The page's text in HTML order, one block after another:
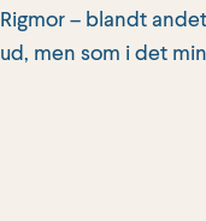
Rigmor – blandt
ud, men som i det